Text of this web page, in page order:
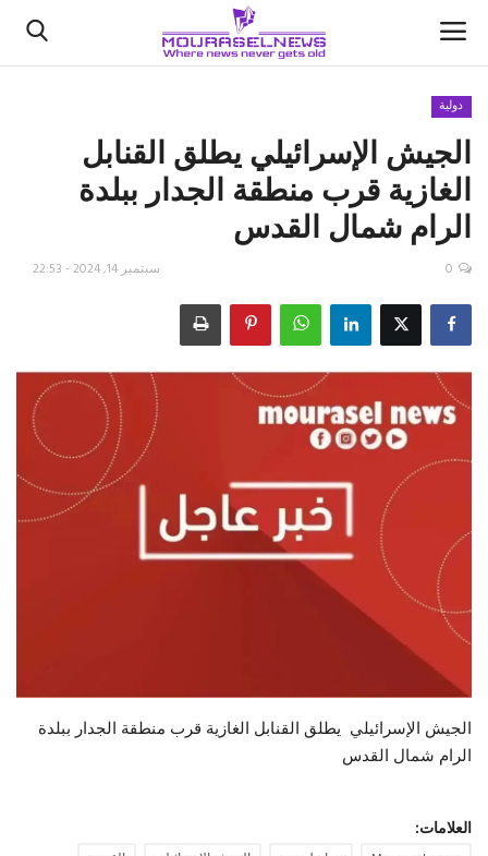
الأخبار
كتّابنا
السعودية
اقتصاد
علوم وتكنولوجيا
رياضة
حياة
دولية
الجيش الإسرائيلي يطلق القنابل
الغازية قرب منطقة الجدار ببلدة
الرام شمال ‎القدس
سبتمبر 14, 2024 - 22:53 0
الجيش الإسرائيلي يطلق القنابل الغازية قرب منطقة الجدار ببلدة
الرام شمال ‎القدس
العلامات: